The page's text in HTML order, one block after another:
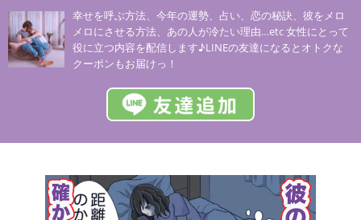
幸せを呼ぶ方法、今年の運勢、占い、恋の秘訣、彼をメロ
メロにさせる方法、あの人が冷たい理由…etc 女性にとって
役に立つ内容を配信します♪LINEの友達になるとオトクな
クーポンもお届けっ！